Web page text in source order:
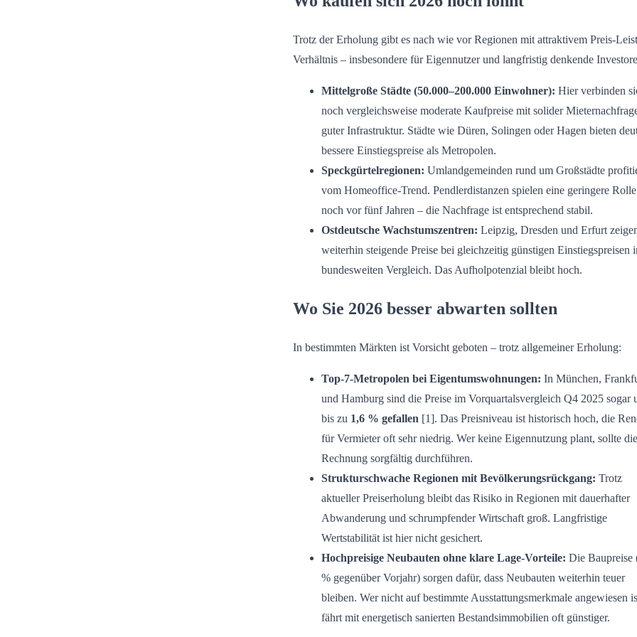
Trotz der Erholung gibt es nach wie vor Regionen mit attraktivem Preis-
Verhältnis – insbesondere für Eigennutzer und langfristig denkende
Mittelgroße Städte (50.000–200.000 Einwohner): Hier verbinden
noch vergleichsweise moderate Kaufpreise mit solider
guter Infrastruktur. Städte wie Düren, Solingen oder Hagen bieten
bessere Einstiegspreise als Metropolen.
Speckgürtelregionen: Umlandgemeinden rund um Großstädte
vom Homeoffice-Trend. Pendlerdistanzen spielen eine geringere
noch vor fünf Jahren – die Nachfrage ist entsprechend stabil.
Ostdeutsche Wachstumszentren: Leipzig, Dresden und Erfurt
weiterhin steigende Preise bei gleichzeitig günstigen Einstiegspreisen
bundesweiten Vergleich. Das Aufholpotenzial bleibt hoch.
Wo Sie 2026 besser abwarten sollten
In bestimmten Märkten ist Vorsicht geboten – trotz allgemeiner Erholung:
Top-7-Metropolen bei Eigentumswohnungen: In München,
und Hamburg sind die Preise im Vorquartalsvergleich Q4 2025 sogar
bis zu 1,6 % gefallen [1]. Das Preisniveau ist historisch hoch, die
für Vermieter oft sehr niedrig. Wer keine Eigennutzung plant, sollte die
Rechnung sorgfältig durchführen.
Strukturschwache Regionen mit Bevölkerungsrückgang: Trotz
aktueller Preiserholung bleibt das Risiko in Regionen mit dauerhafter
Abwanderung und schrumpfender Wirtschaft groß. Langfristige
Wertstabilität ist hier nicht gesichert.
Hochpreisige Neubauten ohne klare Lage-Vorteile: Die Baupreise
% gegenüber Vorjahr) sorgen dafür, dass Neubauten weiterhin teuer
bleiben. Wer nicht auf bestimmte Ausstattungsmerkmale angewiesen
fährt mit energetisch sanierten Bestandsimmobilien oft günstiger.